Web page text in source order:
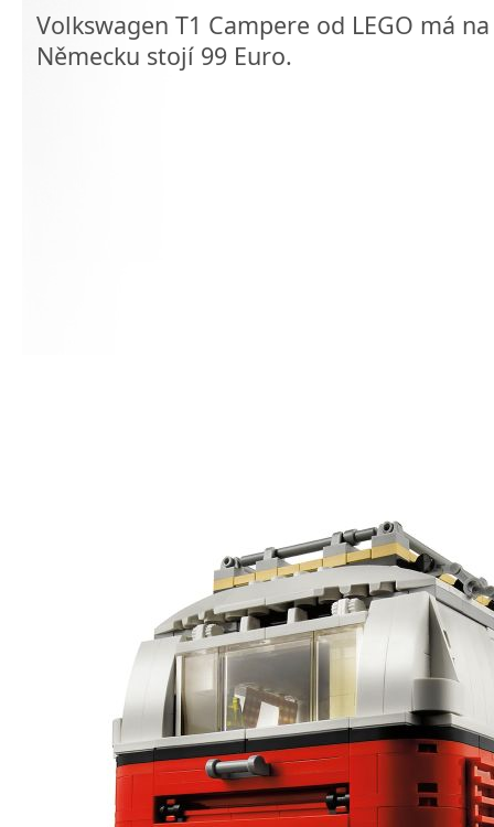
Volkswagen T1 Campere od LEGO má
Německu stojí 99 Euro.